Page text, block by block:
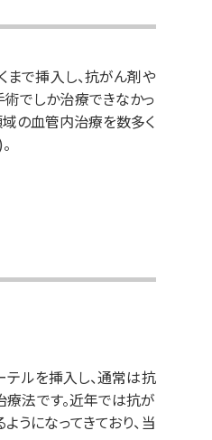
で挿入し、抗がん剤や
でしか治療できなかっ
の血管内治療を数多く
ルを挿入し、通常は抗
法です。近年では抗が
になってきており、当